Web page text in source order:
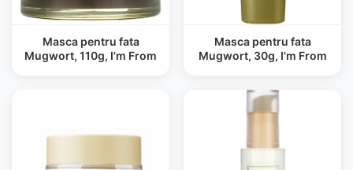
Masca pentru fata
Mugwort, 110g, I'm From
Masca pentru fata
Mugwort, 30g, I'm From